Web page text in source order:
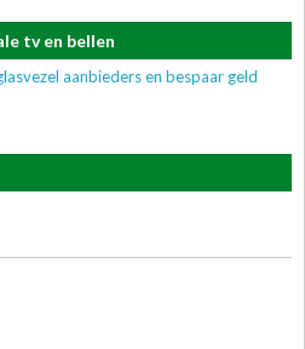
tv en bellen
aanbieders en bespaar geld